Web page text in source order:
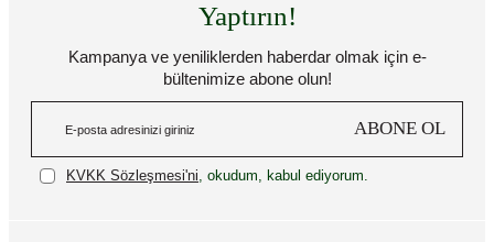
Yaptırın!
Kampanya ve yeniliklerden haberdar olmak için e-
bültenimize abone olun!
ABONE OL
KVKK Sözleşmesi'ni , okudum, kabul ediyorum.